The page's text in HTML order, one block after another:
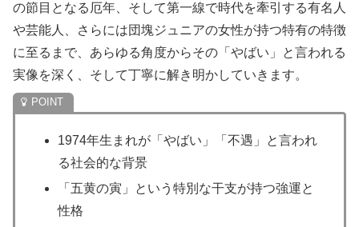
の節目となる厄年、そして第一線で時代を牽引する有名人
や芸能人、さらには団塊ジュニアの女性が持つ特有の特徴
に至るまで、あらゆる角度からその「やばい」と言われる
実像を深く、そして丁寧に解き明かしていきます。
1974年生まれが「やばい」「不遇」と言われ
る社会的な背景
「五黄の寅」という特別な干支が持つ強運と
性格